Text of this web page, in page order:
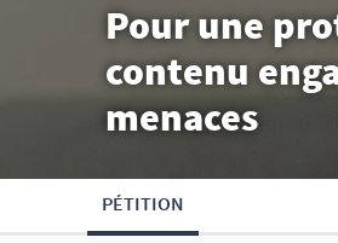
Pour une
contenu
menaces
PÉTITION